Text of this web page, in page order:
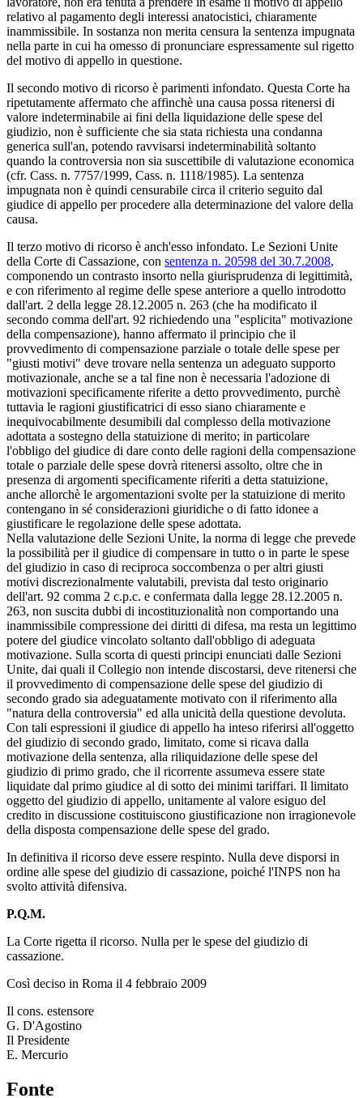
relativo al pagamento degli interessi anatocistici, chiaramente
inammissibile. In sostanza non merita censura la sentenza impugnata
nella parte in cui ha omesso di pronunciare espressamente sul rigetto
del motivo di appello in questione.
Il secondo motivo di ricorso è parimenti infondato. Questa Corte ha
ripetutamente affermato che affinchè una causa possa ritenersi di
valore indeterminabile ai fini della liquidazione delle spese del
giudizio, non è sufficiente che sia stata richiesta una condanna
generica sull'an, potendo ravvisarsi indeterminabilità soltanto
quando la controversia non sia suscettibile di valutazione economica
(cfr. Cass. n. 7757/1999, Cass. n. 1118/1985). La sentenza
impugnata non è quindi censurabile circa il criterio seguito dal
giudice di appello per procedere alla determinazione del valore della
causa.
Il terzo motivo di ricorso è anch'esso infondato. Le Sezioni Unite
della Corte di Cassazione, con sentenza n. 20598 del 30.7.2008,
componendo un contrasto insorto nella giurisprudenza di legittimità,
e con riferimento al regime delle spese anteriore a quello introdotto
dall'art. 2 della legge 28.12.2005 n. 263 (che ha modificato il
secondo comma dell'art. 92 richiedendo una "esplicita" motivazione
della compensazione), hanno affermato il principio che il
provvedimento di compensazione parziale o totale delle spese per
"giusti motivi" deve trovare nella sentenza un adeguato supporto
motivazionale, anche se a tal fine non è necessaria l'adozione di
motivazioni specificamente riferite a detto provvedimento, purchè
tuttavia le ragioni giustificatrici di esso siano chiaramente e
inequivocabilmente desumibili dal complesso della motivazione
adottata a sostegno della statuizione di merito; in particolare
l'obbligo del giudice di dare conto delle ragioni della compensazione
totale o parziale delle spese dovrà ritenersi assolto, oltre che in
presenza di argomenti specificamente riferiti a detta statuizione,
anche allorchè le argomentazioni svolte per la statuizione di merito
contengano in sé considerazioni giuridiche o di fatto idonee a
giustificare le regolazione delle spese adottata.
Nella valutazione delle Sezioni Unite, la norma di legge che prevede
la possibilità per il giudice di compensare in tutto o in parte le spese
del giudizio in caso di reciproca soccombenza o per altri giusti
motivi discrezionalmente valutabili, prevista dal testo originario
dell'art. 92 comma 2 c.p.c. e confermata dalla legge 28.12.2005 n.
263, non suscita dubbi di incostituzionalità non comportando una
inammissibile compressione dei diritti di difesa, ma resta un legittimo
potere del giudice vincolato soltanto dall'obbligo di adeguata
motivazione. Sulla scorta di questi principi enunciati dalle Sezioni
Unite, dai quali il Collegio non intende discostarsi, deve ritenersi che
il provvedimento di compensazione delle spese del giudizio di
secondo grado sia adeguatamente motivato con il riferimento alla
"natura della controversia" ed alla unicità della questione devoluta.
Con tali espressioni il giudice di appello ha inteso riferirsi all'oggetto
del giudizio di secondo grado, limitato, come si ricava dalla
motivazione della sentenza, alla riliquidazione delle spese del
giudizio di primo grado, che il ricorrente assumeva essere state
liquidate dal primo giudice al di sotto dei minimi tariffari. Il limitato
oggetto del giudizio di appello, unitamente al valore esiguo del
credito in discussione costituiscono giustificazione non irragionevole
della disposta compensazione delle spese del grado.
In definitiva il ricorso deve essere respinto. Nulla deve disporsi in
ordine alle spese del giudizio di cassazione, poiché l'INPS non ha
svolto attività difensiva.
P.Q.M.
La Corte rigetta il ricorso. Nulla per le spese del giudizio di
cassazione.
Così deciso in Roma il 4 febbraio 2009
Il cons. estensore
G. D'Agostino
Il Presidente
E. Mercurio
Fonte